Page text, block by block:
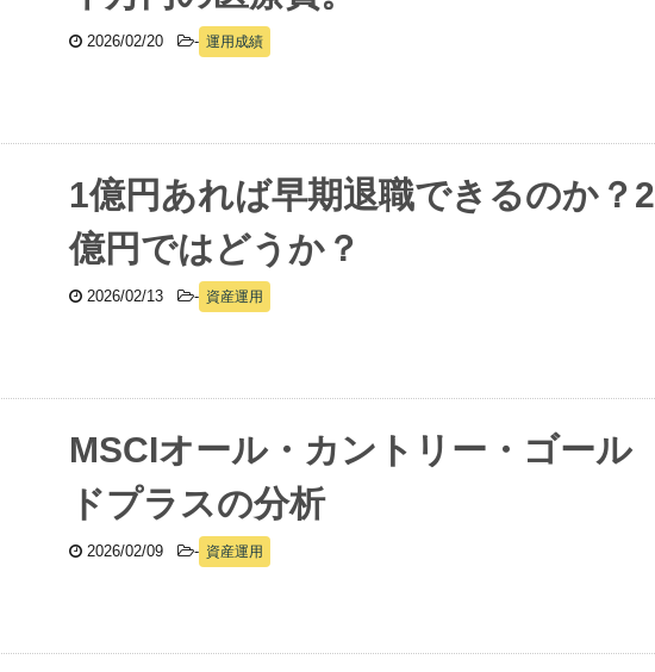
2026/02/20 - 運用成績
1億円あれば早期退職できるのか？2
億円ではどうか？
2026/02/13 - 資産運用
MSCIオール・カントリー・ゴール
ドプラスの分析
2026/02/09 - 資産運用